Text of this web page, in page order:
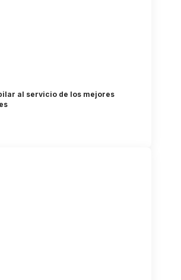
al servicio de los mejores